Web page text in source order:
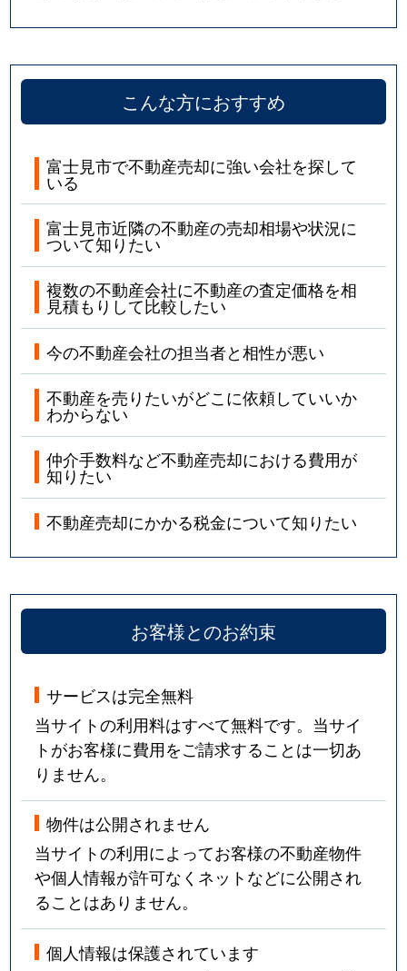
こんな方におすすめ
富士見市で不動産売却に強い会社を探して
いる
富士見市近隣の不動産の売却相場や状況に
ついて知りたい
複数の不動産会社に不動産の査定価格を相
見積もりして比較したい
今の不動産会社の担当者と相性が悪い
不動産を売りたいがどこに依頼していいか
わからない
仲介手数料など不動産売却における費用が
知りたい
不動産売却にかかる税金について知りたい
お客様とのお約束
サービスは完全無料
当サイトの利用料はすべて無料です。当サイ
トがお客様に費用をご請求することは一切あ
りません。
物件は公開されません
当サイトの利用によってお客様の不動産物件
や個人情報が許可なくネットなどに公開され
ることはありません。
個人情報は保護されています